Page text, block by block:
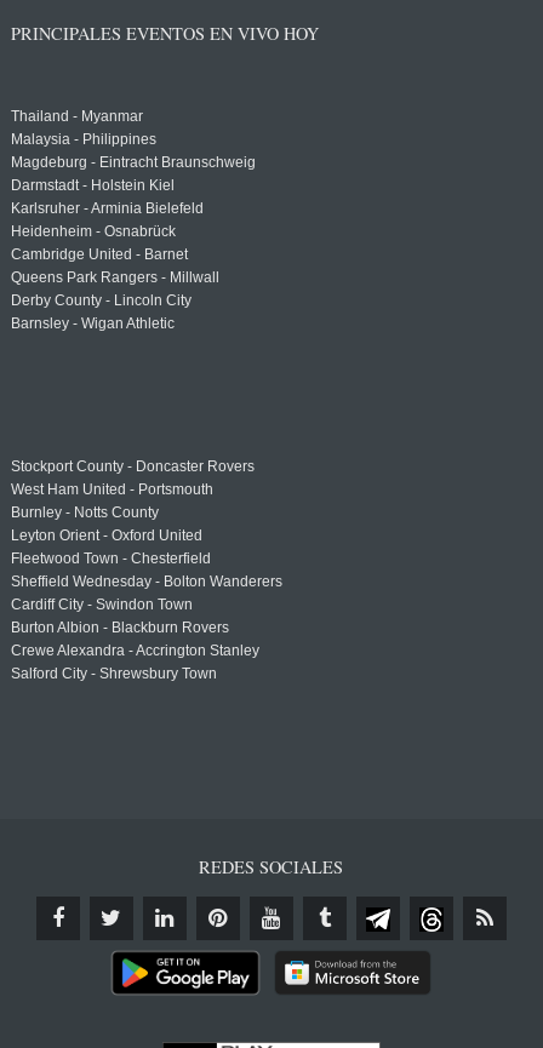
PRINCIPALES EVENTOS EN VIVO HOY
Thailand - Myanmar
Malaysia - Philippines
Magdeburg - Eintracht Braunschweig
Darmstadt - Holstein Kiel
Karlsruher - Arminia Bielefeld
Heidenheim - Osnabrück
Cambridge United - Barnet
Queens Park Rangers - Millwall
Derby County - Lincoln City
Barnsley - Wigan Athletic
Stockport County - Doncaster Rovers
West Ham United - Portsmouth
Burnley - Notts County
Leyton Orient - Oxford United
Fleetwood Town - Chesterfield
Sheffield Wednesday - Bolton Wanderers
Cardiff City - Swindon Town
Burton Albion - Blackburn Rovers
Crewe Alexandra - Accrington Stanley
Salford City - Shrewsbury Town
REDES SOCIALES